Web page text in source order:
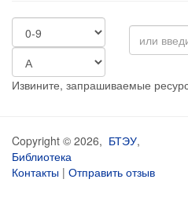
Извините, запрашиваемые
Copyright © 2026, БТЭУ,
Библиотека
Контакты | Отправить отзыв